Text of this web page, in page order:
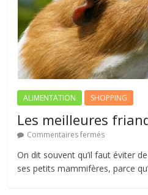
ALIMENTATION SHOPPING
Les meilleures
Commentaires fermés
On dit souvent qu’il faut éviter
ses petits mammifères, parce